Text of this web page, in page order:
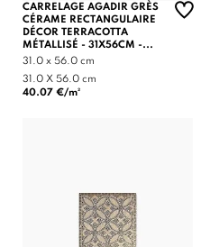
CARRELAGE AGADIR GRÈS
CÉRAME RECTANGULAIRE
DÉCOR TERRACOTTA
MÉTALLISÉ - 31X56CM -...
31.0 x 56.0 cm
31.0 X 56.0 cm
40.07 €/m²